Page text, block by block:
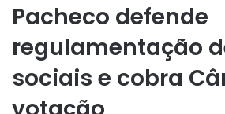
Pacheco defende
regulamentação
sociais e cobra